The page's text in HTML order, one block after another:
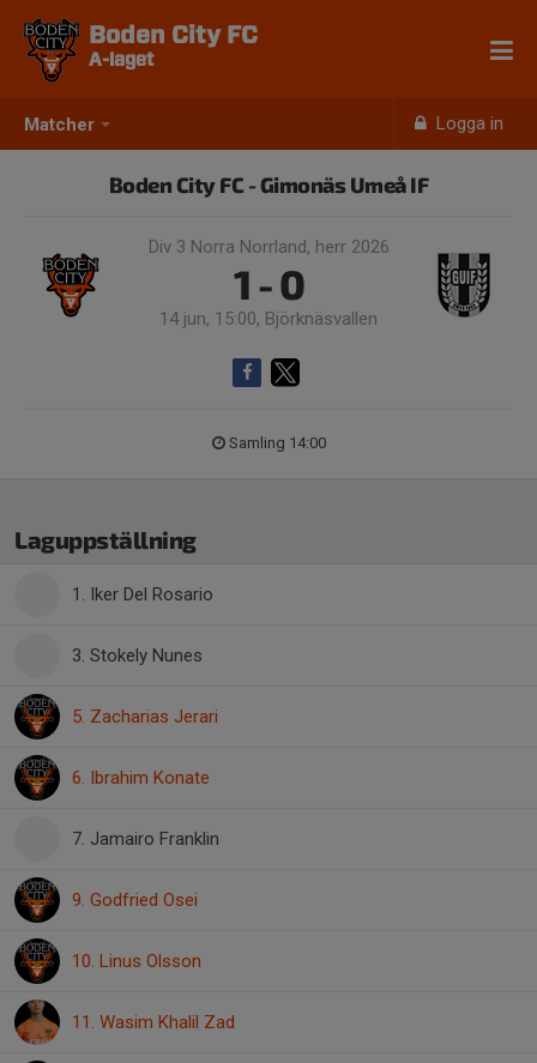
Matcher Logga in
Boden City FC
A-laget
Boden City FC - Gimonäs Umeå IF
Div 3 Norra Norrland, herr 2026
1 - 0
14 jun, 15:00, Björknäsvallen
Samling 14:00
Laguppställning
1. Iker Del Rosario
3. Stokely Nunes
5. Zacharias Jerari
6. Ibrahim Konate
7. Jamairo Franklin
9. Godfried Osei
10. Linus Olsson
11. Wasim Khalil Zad